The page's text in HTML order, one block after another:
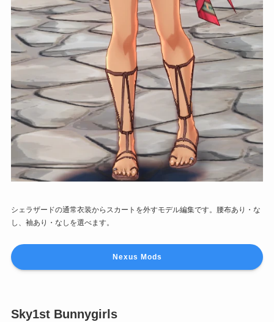
シェラザードの通常衣装からスカートを外すモデル編集です。腰布あり・な
し、袖あり・なしを選べます。
Nexus Mods
Sky1st Bunnygirls